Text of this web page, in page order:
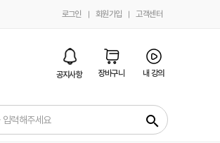
로그인 회원가입 고객센터
공지사항 장바구니 내 강의
search